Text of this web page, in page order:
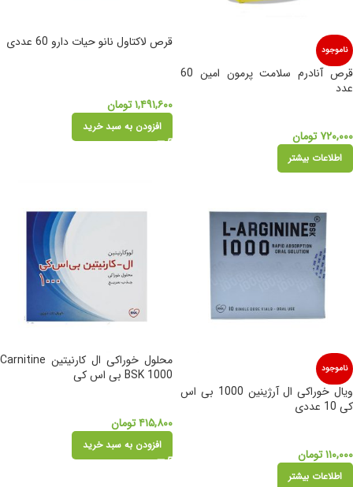
ناموجود
قرص آنادرم سلامت پرمون امین 60
عدد
۷۲۰,۰۰۰ تومان
اطلاعات بیشتر
قرص لاکتاول نانو حیات دارو 60 عددی
۱,۴۹۱,۶۰۰تومان
افزودن به سبد خرید
ناموجود
ویال خوراکی ال آرژینین 1000 بی اس
کی 10 عددی
۱۱۰,۰۰۰تومان
اطلاعات بیشتر
محلول خوراکی ال کارنیتین Carnitine
BSK 1000 بی اس کی
۴۱۵,۸۰۰تومان
افزودن به سبد خرید